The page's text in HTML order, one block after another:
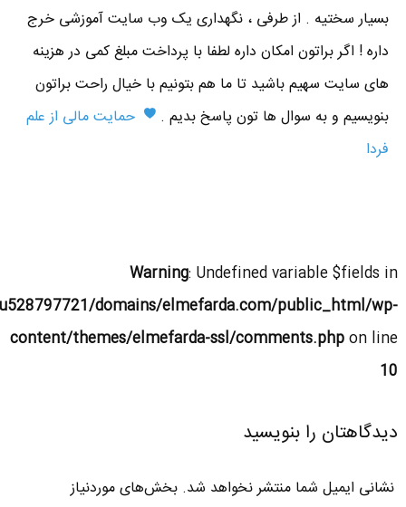
بسیار سختیه . از طرفی ، نگهداری یک وب سایت آموزشی خرج
داره ! اگر براتون امکان داره لطفا با پرداخت مبلغ کمی در هزینه
های سایت سهیم باشید تا ما هم بتونیم با خیال راحت براتون
بنویسیم و به سوال ها تون پاسخ بدیم .
حمایت مالی از علم
فردا
Warning: Undefined variable $fields in
domains/elmefarda.com/public_html/wp-
content/themes/elmefarda-ssl/comments.phpon line
10
دیدگاهتان را بنویسید
نشانی ایمیل شما منتشر نخواهد شد. بخش‌های موردنیاز